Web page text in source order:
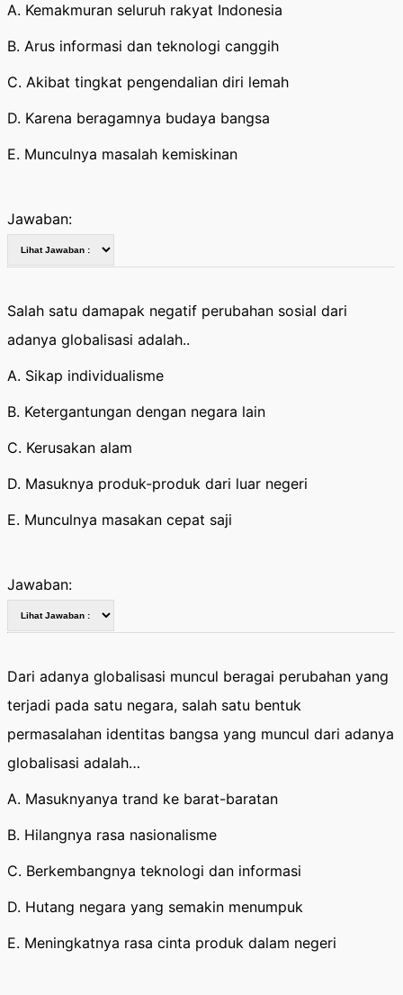
A. Kemakmuran seluruh rakyat Indonesia
B. Arus informasi dan teknologi canggih
C. Akibat tingkat pengendalian diri lemah
D. Karena beragamnya budaya bangsa
E. Munculnya masalah kemiskinan
Jawaban:
Salah satu damapak negatif perubahan sosial dari
adanya globalisasi adalah..
A. Sikap individualisme
B. Ketergantungan dengan negara lain
C. Kerusakan alam
D. Masuknya produk-produk dari luar negeri
E. Munculnya masakan cepat saji
Jawaban:
Dari adanya globalisasi muncul beragai perubahan yang
terjadi pada satu negara, salah satu bentuk
permasalahan identitas bangsa yang muncul dari adanya
globalisasi adalah…
A. Masuknyanya trand ke barat-baratan
B. Hilangnya rasa nasionalisme
C. Berkembangnya teknologi dan informasi
D. Hutang negara yang semakin menumpuk
E. Meningkatnya rasa cinta produk dalam negeri